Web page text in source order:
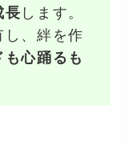
長 します。
し、絆を作
心踊るも